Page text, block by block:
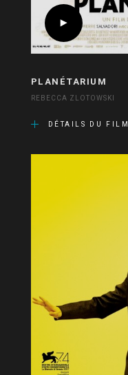
PLANÉTARIUM
REBECCA ZLOTOWSKI
DÉTAILS DU FILM